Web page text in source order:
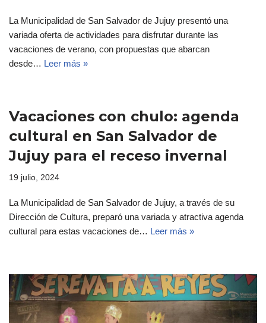
La Municipalidad de San Salvador de Jujuy presentó una
variada oferta de actividades para disfrutar durante las
vacaciones de verano, con propuestas que abarcan
desde… Leer más »
Vacaciones con chulo: agenda
cultural en San Salvador de
Jujuy para el receso invernal
19 julio, 2024
La Municipalidad de San Salvador de Jujuy, a través de su
Dirección de Cultura, preparó una variada y atractiva agenda
cultural para estas vacaciones de… Leer más »